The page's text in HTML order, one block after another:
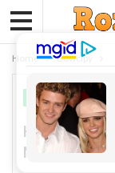
Home Dowcipy
DOWCIPY
Kawał:
Mężczyzna